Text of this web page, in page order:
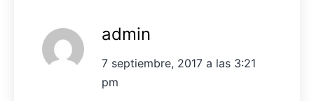
admin
7 septiembre, 2017 a las 3:21
pm